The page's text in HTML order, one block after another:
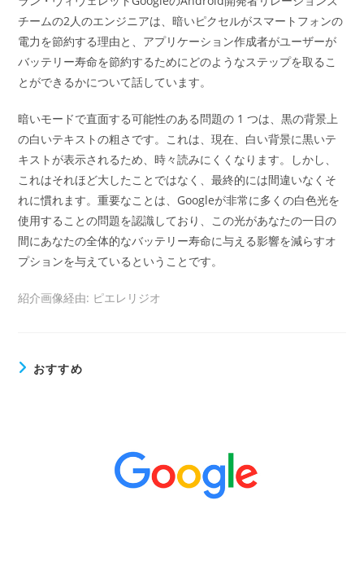
チームの2人のエンジニアは、暗いピクセルがスマートフォンの
電力を節約する理由と、アプリケーション作成者がユーザーが
バッテリー寿命を節約するためにどのようなステップを取るこ
とができるかについて話しています。
暗いモードで直面する可能性のある問題の 1 つは、黒の背景上
の白いテキストの粗さです。これは、現在、白い背景に黒いテ
キストが表示されるため、時々読みにくくなります。しかし、
これはそれほど大したことではなく、最終的には間違いなくそ
れに慣れます。重要なことは、Googleが非常に多くの白色光を
使用することの問題を認識しており、この光があなたの一日の
間にあなたの全体的なバッテリー寿命に与える影響を減らすオ
プションを与えているということです。
紹介画像経由: ピエレリジオ
おすすめ